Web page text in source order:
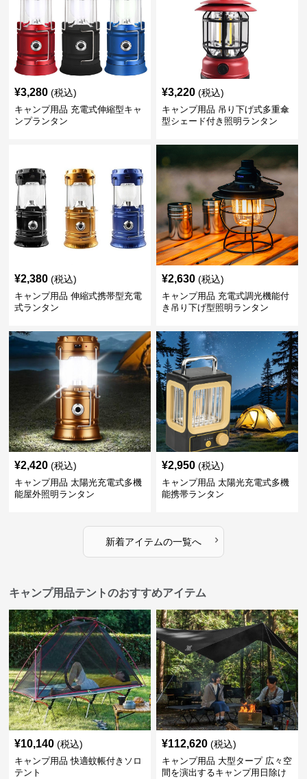
¥3,280 (税込)
キャンプ用品 充電式伸縮型キャ
ンプランタン
¥3,220 (税込)
キャンプ用品 吊り下げ式多重傘
型シェード付き照明ランタン
¥2,380 (税込)
キャンプ用品 伸縮式携帯型充電
式ランタン
¥2,630 (税込)
キャンプ用品 充電式調光機能付
き吊り下げ型照明ランタン
¥2,420 (税込)
キャンプ用品 太陽光充電式多機
能屋外照明ランタン
¥2,950 (税込)
キャンプ用品 太陽光充電式多機
能携帯ランタン
新着アイテムの一覧へ ›
キャンプ用品テントのおすすめアイテム
¥10,140 (税込)
キャンプ用品 快適蚊帳付きソロ
テント
¥112,620 (税込)
キャンプ用品 大型タープ 広々空
間を演出するキャンプ用日除け